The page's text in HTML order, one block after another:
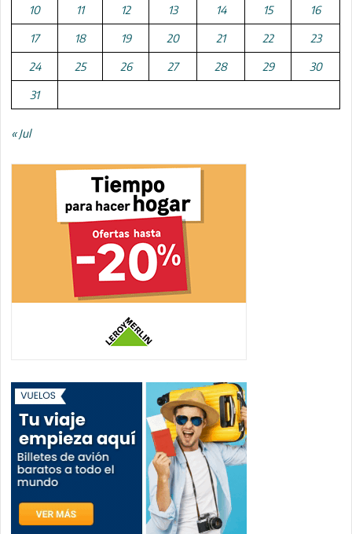
10 11 12 13 14 15 16
17 18 19 20 21 22 23
24 25 26 27 28 29 30
31
« Jul